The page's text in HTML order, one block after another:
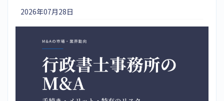
2026年07月28日